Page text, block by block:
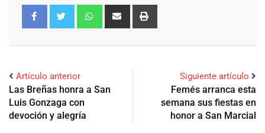
Artículo anterior
Las Breñas honra a San
Luis Gonzaga con
devoción y alegría
Siguiente artículo
Femés arranca esta
semana sus fiestas en
honor a San Marcial